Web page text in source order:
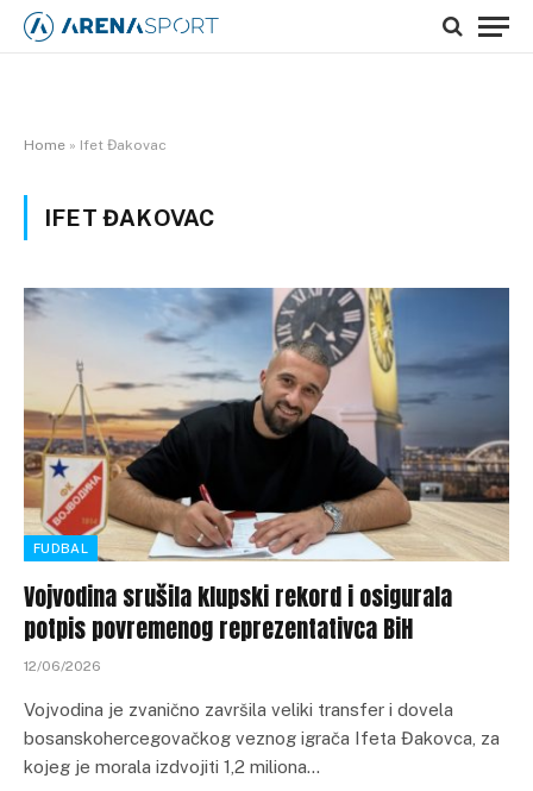
Home » Ifet Đakovac
IFET ĐAKOVAC
FUDBAL
Vojvodina srušila klupski rekord i osigurala
potpis povremenog reprezentativca BiH
12/06/2026
Vojvodina je zvanično završila veliki transfer i dovela
bosanskohercegovačkog veznog igrača Ifeta Đakovca, za
kojeg je morala izdvojiti 1,2 miliona…